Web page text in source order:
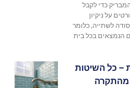
כדי לקבל
על ניקיון
לשתייה, כלומר
הנמצאים בכל בית
– כל השיטות
מהתקרה